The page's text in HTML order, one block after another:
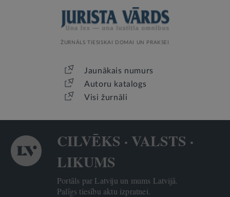
ŽURNĀLS TIESISKAI DOMAI UN PRAKSEI
Jaunākais numurs
Autoru katalogs
Visi žurnāli
CILVĒKS · VALSTS ·
LIKUMS
Portāls par Latviju un mums Latvijā.
Palīgs tiesību aktu izpratnei.